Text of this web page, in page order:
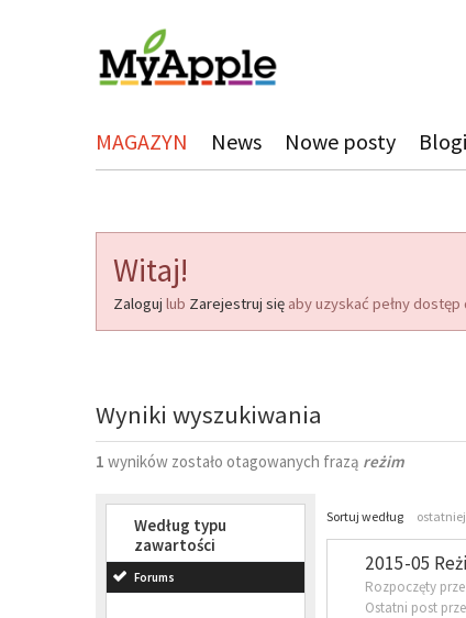
MAGAZYN News Nowe posty Blogi
Witaj!
Zaloguj lub Zarejestruj się aby uzyskać pełny dostęp
Wyniki wyszukiwania
1 wyników zostało otagowanych frazą reżim
Według typu
zawartości
Forums
Sortuj według
2015-05
Rozpoczęty
Ostatni post